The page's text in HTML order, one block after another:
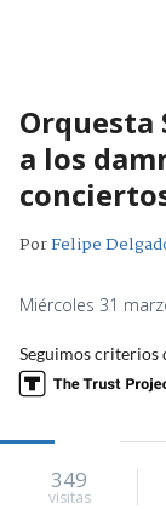
Orquesta
a los
PorFelipe
Miércoles 31
Seguimos criterios
349
visitas